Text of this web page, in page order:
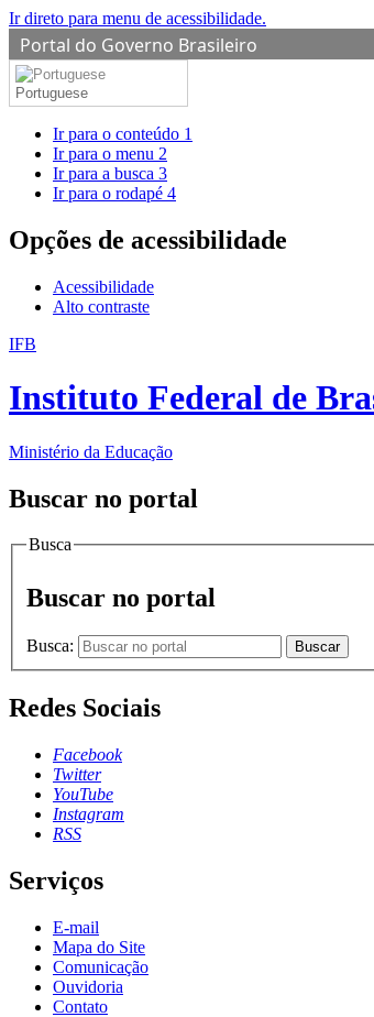
Ir direto para menu de acessibilidade.
Portal do Governo Brasileiro
Portuguese
Ir para o conteúdo 1
Ir para o menu 2
Ir para a busca 3
Ir para o rodapé 4
Opções de acessibilidade
Acessibilidade
Alto contraste
IFB
Instituto Federal de
Ministério da Educação
Buscar no portal
Busca
Buscar no portal
Busca: Buscar
Redes Sociais
Facebook
Twitter
YouTube
Instagram
RSS
Serviços
E-mail
Mapa do Site
Comunicação
Ouvidoria
Contato